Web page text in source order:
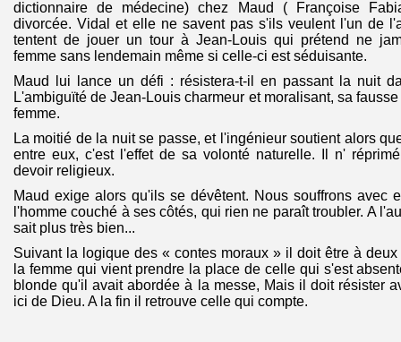
dictionnaire de médecine) chez Maud ( Françoise
divorcée. Vidal et elle ne savent pas s'ils veulent l'un de
tentent de jouer un tour à Jean-Louis qui prétend ne
femme sans lendemain même si celle-ci est séduisante.
Maud lui lance un défi : résistera-t-il en passant la nuit
L'ambiguïté de Jean-Louis charmeur et moralisant, sa
femme.
La moitié de la nuit se passe, et l'ingénieur soutient alors
entre eux, c'est l'effet de sa volonté naturelle. Il n'
devoir religieux.
Maud exige alors qu'ils se dévêtent. Nous souffrons avec
l'homme couché à ses côtés, qui rien ne paraît troubler. A
sait plus très bien...
Suivant la logique des « contes moraux » il doit être à
la femme qui vient prendre la place de celle qui s'est
blonde qu'il avait abordée à la messe, Mais il doit résister
ici de Dieu. A la fin il retrouve celle qui compte.